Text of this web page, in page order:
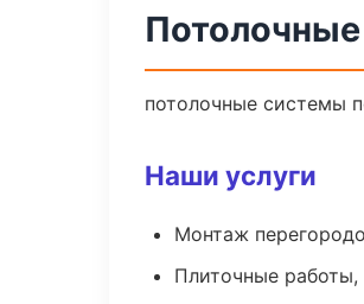
потолочные системы
Наши услуги
Монтаж
Плиточные